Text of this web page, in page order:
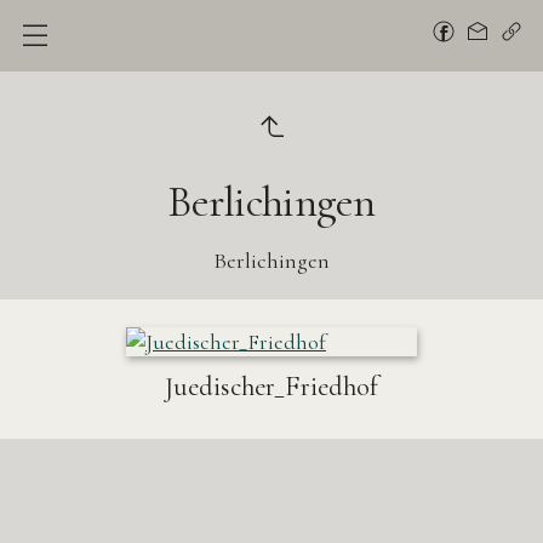
Berlichingen
Berlichingen
Juedischer_Friedhof